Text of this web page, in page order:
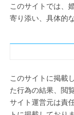
このサイトでは、
寄り添い、具体的
このサイトに掲載
た行為の結果、閲
サイト運営元は責